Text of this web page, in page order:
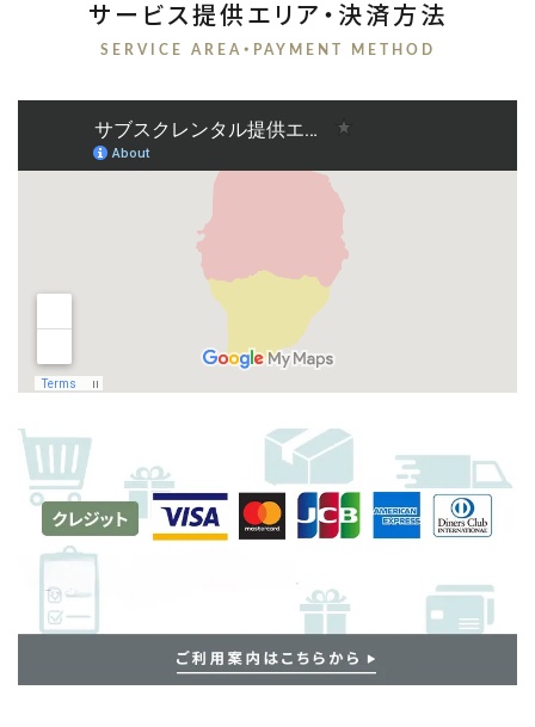
サービス提供エリア・決済方法
SERVICE AREA・PAYMENT METHOD